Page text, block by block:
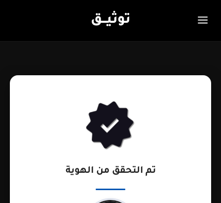
توثيـــق
تم التحقق من الهوية